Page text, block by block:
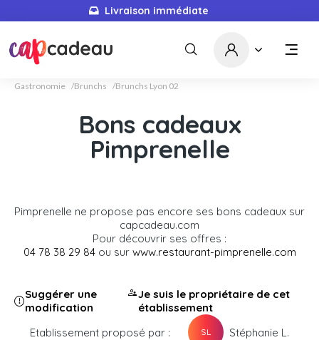
Livraison immédiate
Gastronomie Brunchs Brunchs Lyon 02
Bons cadeaux
Pimprenelle
Pimprenelle ne propose pas encore ses bons cadeaux sur
capcadeau.com
Pour découvrir ses offres :
04 78 38 29 84ou sur www.restaurant-pimprenelle.com
Suggérer une
modification
Je suis le propriétaire de cet
établissement
Etablissement proposé par :
SL Stéphanie L.